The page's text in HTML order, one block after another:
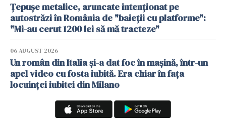
Țepușe metalice, aruncate intenționat pe
autostrăzi în România de "baieții cu platforme":
"Mi-au cerut 1200 lei să mă tracteze"
06 AUGUST 2026
Un român din Italia și-a dat foc în mașină, într-un
apel video cu fosta iubită. Era chiar în fața
locuinței iubitei din Milano